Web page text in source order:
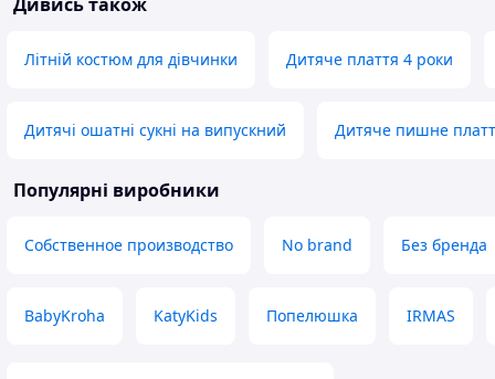
Літній костюм для дівчинки Дитяче плаття 4 роки
Дитячі ошатні сукні на випускний Дитяче пишне
Популярні виробники
Собственное производство No brand Без бренда
BabyKroha KatyKids Попелюшка IRMAS